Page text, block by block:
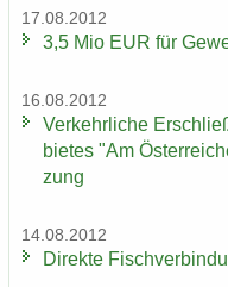
17.08.2012
3,5 Mio EUR für
16.08.2012
Ver­kehr­li­che
bie­tes "Am
zung
14.08.2012
Di­rek­te